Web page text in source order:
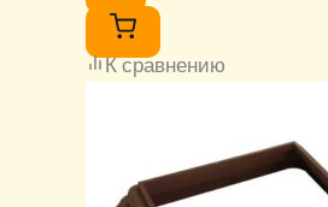
К сравнению